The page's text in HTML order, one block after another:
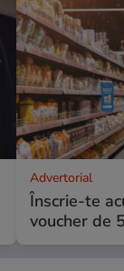
Advertorial
Înscrie-te
voucher de